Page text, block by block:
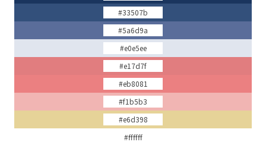
#33507b
#5a6d9a
#e0e5ee
#e17d7f
#eb8081
#f1b5b3
#e6d398
#ffffff